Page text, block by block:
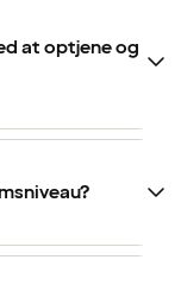
at optjene og